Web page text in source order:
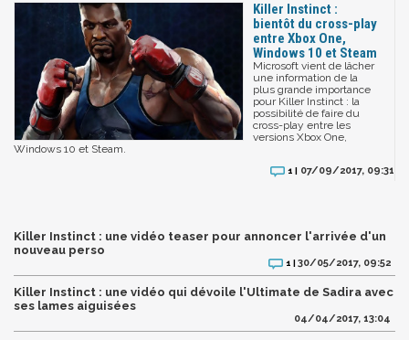
Killer Instinct :
bientôt du cross-play
entre Xbox One,
Windows 10 et Steam
Microsoft vient de lâcher
une information de la
plus grande importance
pour Killer Instinct : la
possibilité de faire du
cross-play entre les
versions Xbox One,
Windows 10 et Steam.
1 | 07/09/2017, 09:31
Killer Instinct : une vidéo teaser pour annoncer l'arrivée d'un
nouveau perso
1 | 30/05/2017, 09:52
Killer Instinct : une vidéo qui dévoile l'Ultimate de Sadira avec
ses lames aiguisées
04/04/2017, 13:04